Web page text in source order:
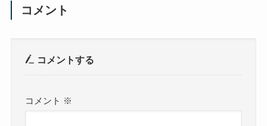
コメント
コメントする
コメント ※